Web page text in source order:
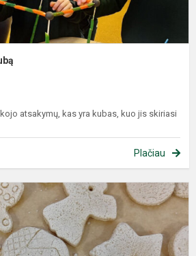
atsakymų, kas yra kubas, kuo jis skiriasi
Plačiau